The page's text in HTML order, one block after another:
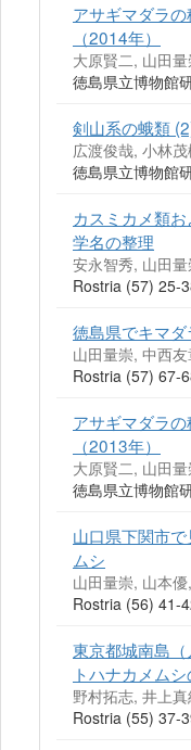
アサギマダラ
（2014年）
大原賢二, 山田量
徳島県立博物館
剣山系の蛾類
広渡俊哉, 小林
徳島県立博物館
カスミカメ類
学名の整理
安永智秀, 山田量
Rostria (57) 25-
徳島県でキマ
山田量崇, 中西
Rostria (57) 67-
アサギマダラ
（2013年）
大原賢二, 山田量
徳島県立博物館
山口県下関市
ムシ
山田量崇, 山本
Rostria (56) 41-
東京都城南島
トハナカメム
野村拓志, 井上
Rostria (55) 37-